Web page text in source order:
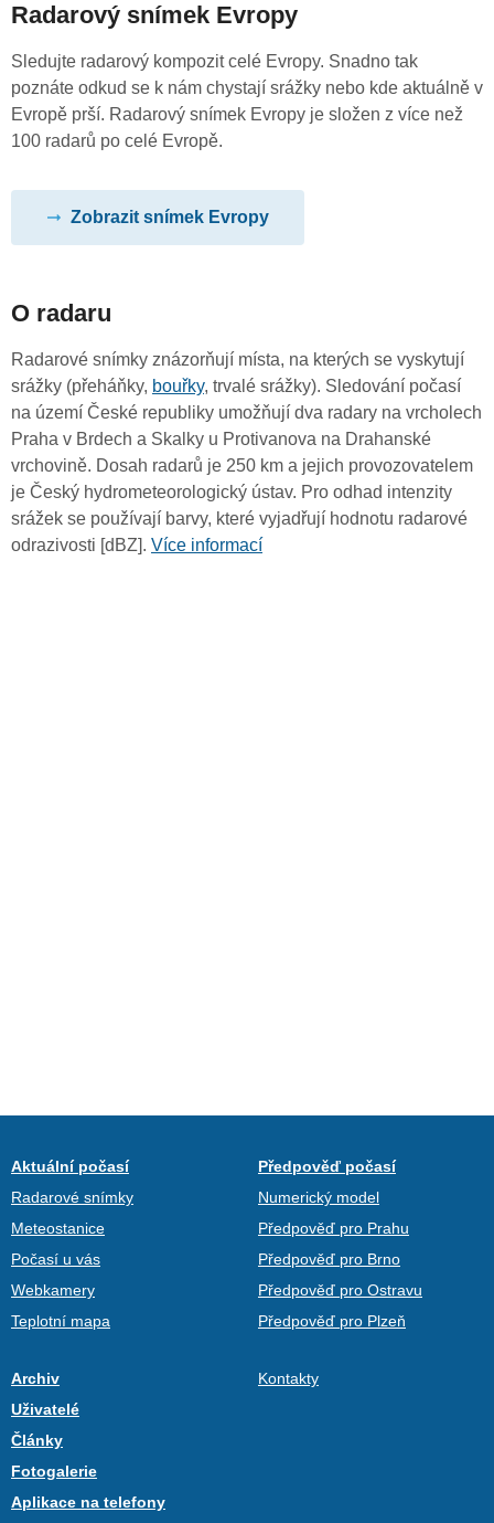
Radarový snímek Evropy
Sledujte radarový kompozit celé Evropy. Snadno tak
poznáte odkud se k nám chystají srážky nebo kde aktuálně v
Evropě prší. Radarový snímek Evropy je složen z více než
100 radarů po celé Evropě.
Zobrazit snímek Evropy
O radaru
Radarové snímky znázorňují místa, na kterých se vyskytují
srážky (přeháňky, bouřky, trvalé srážky). Sledování počasí
na území České republiky umožňují dva radary na vrcholech
Praha v Brdech a Skalky u Protivanova na Drahanské
vrchovině. Dosah radarů je 250 km a jejich provozovatelem
je Český hydrometeorologický ústav. Pro odhad intenzity
srážek se používají barvy, které vyjadřují hodnotu radarové
odrazivosti [dBZ]. Více informací
Aktuální počasí
Radarové snímky
Meteostanice
Počasí u vás
Webkamery
Teplotní mapa
Předpověď počasí
Numerický model
Předpověď pro Prahu
Předpověď pro Brno
Předpověď pro Ostravu
Předpověď pro Plzeň
Archiv
Uživatelé
Články
Fotogalerie
Aplikace na telefony
Kontakty